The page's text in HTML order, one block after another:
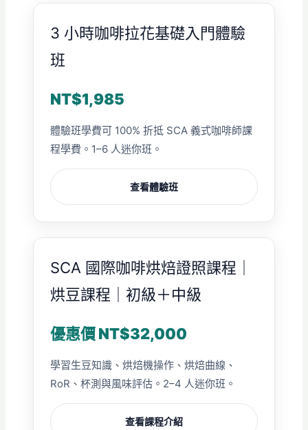
3 小時咖啡拉花基礎入門體驗
班
NT$1,985
體驗班學費可 100% 折抵 SCA 義式咖啡師課
程學費。1–6 人迷你班。
查看體驗班
SCA 國際咖啡烘焙證照課程｜
烘豆課程｜初級＋中級
優惠價 NT$32,000
學習生豆知識、烘焙機操作、烘焙曲線、
RoR、杯測與風味評估。2–4 人迷你班。
查看課程介紹